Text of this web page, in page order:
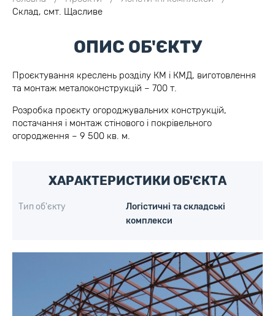
Склад, смт. Щасливе
ОПИС ОБ'ЄКТУ
Проєктування креслень розділу КМ і КМД, виготовлення
та монтаж металоконструкцій – 700 т.
Розробка проєкту огороджувальних конструкцій,
постачання і монтаж стінового і покрівельного
огородження – 9 500 кв. м.
ХАРАКТЕРИСТИКИ ОБ'ЄКТА
Тип об'єкту
Логістичні та складські
комплекси